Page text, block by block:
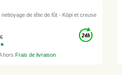
de tête de fût - Köpi et creuse
hors Frais de livraison